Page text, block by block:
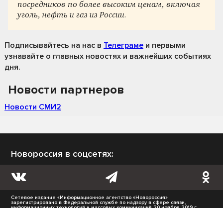
посредников по более высоким ценам, включая
уголь, нефть и газ из России.
Подписывайтесь на нас в Телеграме и первыми
узнавайте о главных новостях и важнейших событиях
дня.
Новости партнеров
Новости СМИ2
Новороссия в соцсетях:
Сетевое издание «Информационное агентство «Новороссия»
зарегистрировано в Федеральной службе по надзору в сфере связи,